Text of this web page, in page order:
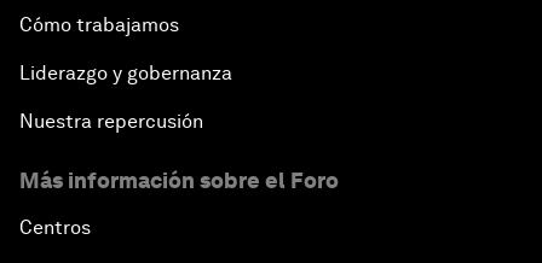
Cómo trabajamos
Liderazgo y gobernanza
Nuestra repercusión
Más información sobre el Foro
Centros